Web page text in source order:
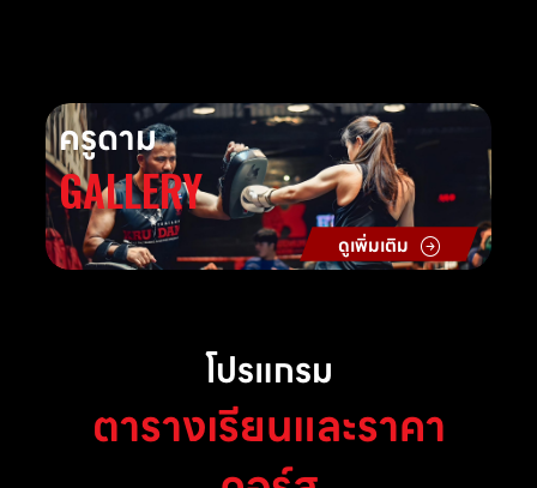
ครูดาม
GALLERY
ดูเพิ่มเติม
โปรแกรม
ตารางเรียนและราคา